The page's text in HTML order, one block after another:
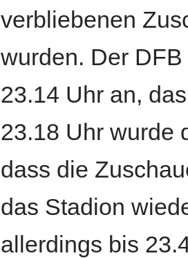
verbliebenen
wurden. Der
23.14 Uhr an,
23.18 Uhr wurde
dass die
das Stadion
allerdings bis